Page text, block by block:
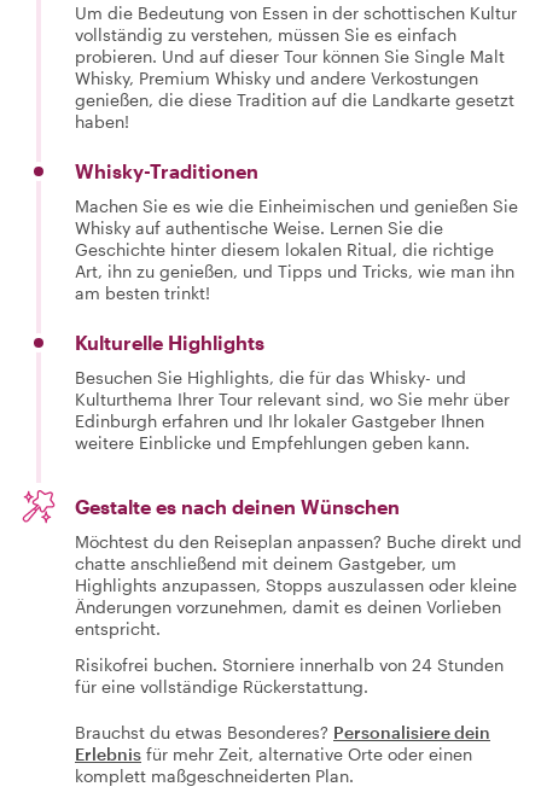
Um die Bedeutung von Essen in der schottischen Kultur
vollständig zu verstehen, müssen Sie es einfach
probieren. Und auf dieser Tour können Sie Single Malt
Whisky, Premium Whisky und andere Verkostungen
genießen, die diese Tradition auf die Landkarte gesetzt
haben!
Whisky-Traditionen
Machen Sie es wie die Einheimischen und genießen Sie
Whisky auf authentische Weise. Lernen Sie die
Geschichte hinter diesem lokalen Ritual, die richtige
Art, ihn zu genießen, und Tipps und Tricks, wie man ihn
am besten trinkt!
Kulturelle Highlights
Besuchen Sie Highlights, die für das Whisky- und
Kulturthema Ihrer Tour relevant sind, wo Sie mehr über
Edinburgh erfahren und Ihr lokaler Gastgeber Ihnen
weitere Einblicke und Empfehlungen geben kann.
Gestalte es nach deinen Wünschen
Möchtest du den Reiseplan anpassen? Buche direkt und
chatte anschließend mit deinem Gastgeber, um
Highlights anzupassen, Stopps auszulassen oder kleine
Änderungen vorzunehmen, damit es deinen Vorlieben
entspricht.
Risikofrei buchen. Storniere innerhalb von 24 Stunden
für eine vollständige Rückerstattung.
Brauchst du etwas Besonderes? Personalisiere dein
Erlebnis für mehr Zeit, alternative Orte oder einen
komplett maßgeschneiderten Plan.